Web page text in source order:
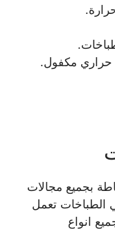
حراري مكفول.
بجميع مجالات
الطباخات تعمل
انواع